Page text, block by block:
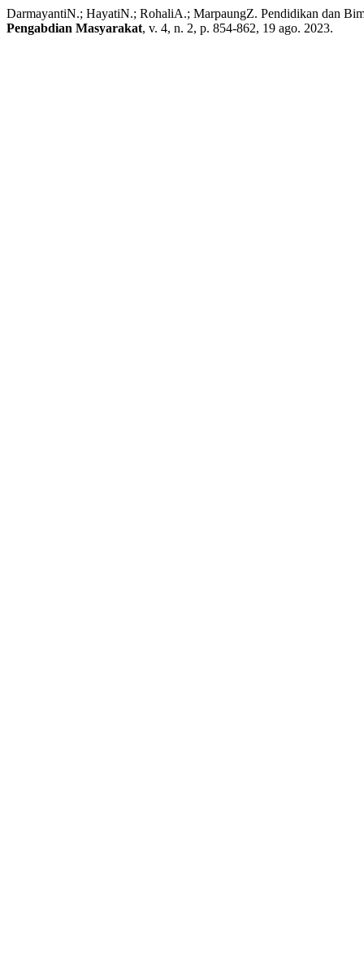
DarmayantiN.; HayatiN.; RohaliA.; MarpaungZ. Pendidikan dan
Pengabdian Masyarakat, v. 4, n. 2, p. 854-862, 19 ago. 2023.